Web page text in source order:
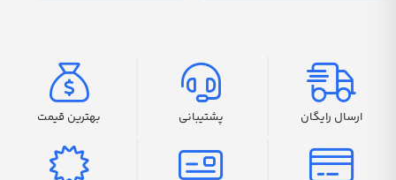
ارسال رایگان پشتیبانی بهترین قیمت